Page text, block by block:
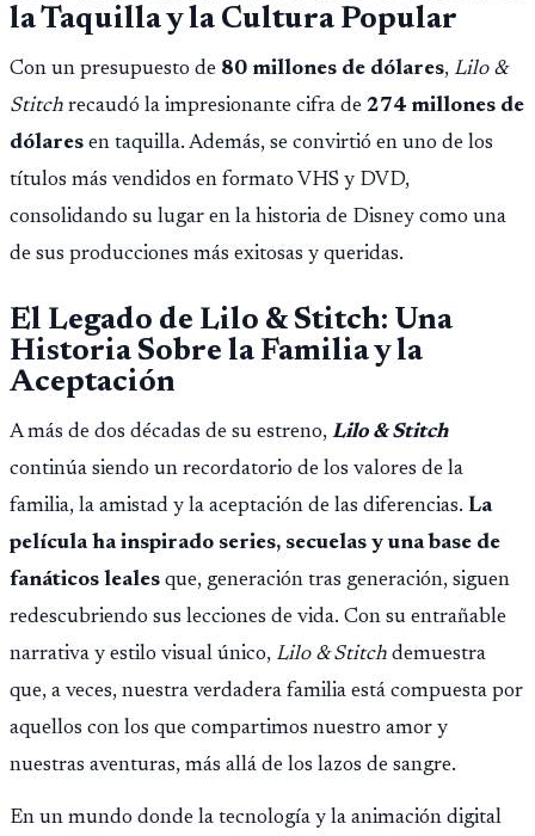
la Taquilla y la Cultura Popular
Con un presupuesto de 80 millones de dólares, Lilo &
Stitch recaudó la impresionante cifra de 274 millones de
dólares en taquilla. Además, se convirtió en uno de los
títulos más vendidos en formato VHS y DVD,
consolidando su lugar en la historia de Disney como una
de sus producciones más exitosas y queridas.
El Legado de Lilo & Stitch: Una
Historia Sobre la Familia y la
Aceptación
A más de dos décadas de su estreno, Lilo & Stitch
continúa siendo un recordatorio de los valores de la
familia, la amistad y la aceptación de las diferencias. La
película ha inspirado series, secuelas y una base de
fanáticos leales que, generación tras generación, siguen
redescubriendo sus lecciones de vida. Con su entrañable
narrativa y estilo visual único, Lilo & Stitch demuestra
que, a veces, nuestra verdadera familia está compuesta por
aquellos con los que compartimos nuestro amor y
nuestras aventuras, más allá de los lazos de sangre.
En un mundo donde la tecnología y la animación digital